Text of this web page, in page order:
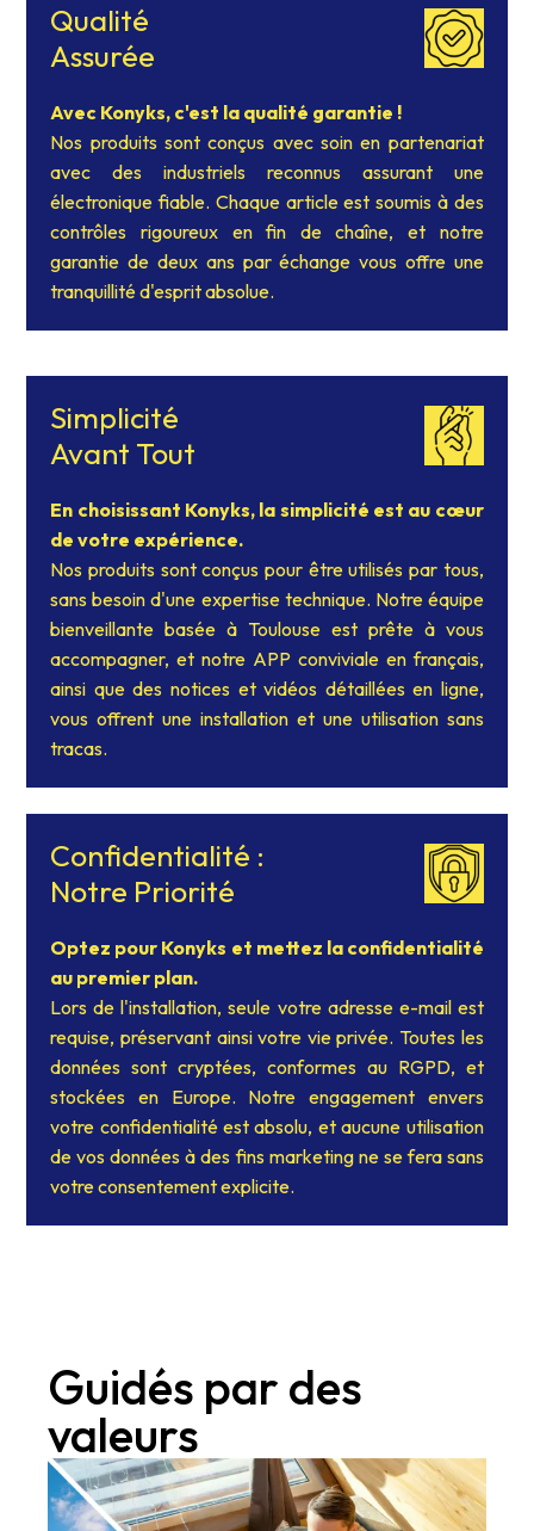
Qualité
Assurée
Avec Konyks, c'est la qualité garantie !
Nos produits sont conçus avec soin en partenariat
avec des industriels reconnus assurant une
électronique fiable. Chaque article est soumis à des
contrôles rigoureux en fin de chaîne, et notre
garantie de deux ans par échange vous offre une
tranquillité d'esprit absolue.
Simplicité
Avant Tout
En choisissant Konyks, la simplicité est au cœur
de votre expérience.
Nos produits sont conçus pour être utilisés par tous,
sans besoin d'une expertise technique. Notre équipe
bienveillante basée à Toulouse est prête à vous
accompagner, et notre APP conviviale en français,
ainsi que des notices et vidéos détaillées en ligne,
vous offrent une installation et une utilisation sans
tracas.
Confidentialité :
Notre Priorité
Optez pour Konyks et mettez la confidentialité
au premier plan.
Lors de l'installation, seule votre adresse e-mail est
requise, préservant ainsi votre vie privée. Toutes les
données sont cryptées, conformes au RGPD, et
stockées en Europe. Notre engagement envers
votre confidentialité est absolu, et aucune utilisation
de vos données à des fins marketing ne se fera sans
votre consentement explicite.
Guidés par des
valeurs